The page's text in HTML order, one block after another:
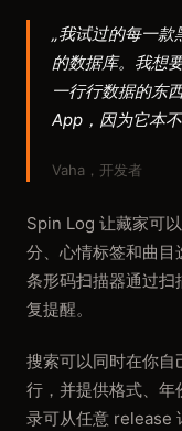
„我试过的每一
的数据库。我想
一行行数据的东
App，因为它本
Vaha，开发者
Spin Log 让藏家可
分、心情标签和曲目
条形码扫描器通过
复提醒。
搜索可以同时在你
行，并提供格式、年
录可从任意 release